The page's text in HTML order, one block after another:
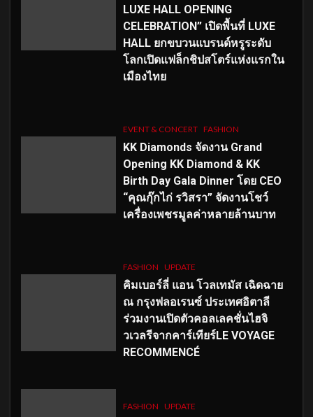
LUXE HALL OPENING
CELEBRATION” เปิดพื้นที่ LUXE
HALL ยกขบวนแบรนด์หรูระดับ
โลกเปิดแฟล็กชิปสโตร์แห่งแรกใน
เมืองไทย
EVENT & CONCERT FASHION
KK Diamonds จัดงาน Grand
Opening KK Diamond & KK
Birth Day Gala Dinner โดย CEO
“คุณกุ๊กไก่ รวิสรา” จัดงานโชว์
เครื่องเพชรมูลค่าหลายล้านบาท
FASHION UPDATE
คิมเบอร์ลี่ แอน โวลเทมัส เฉิดฉาย
ณ กรุงฟลอเรนซ์ ประเทศอิตาลี
ร่วมงานเปิดตัวคอลเลคชั่นไฮจิ
วเวลรีจากคาร์เทียร์LE VOYAGE
RECOMMENCÉ
FASHION UPDATE